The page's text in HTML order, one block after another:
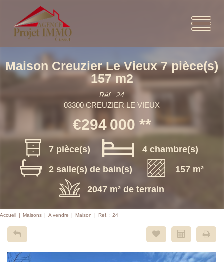
Maison Creuzier Le Vieux 7 pièce(s)
157 m2
Réf : 24
03300 CREUZIER LE VIEUX
€294 000 **
7 pièce(s)
4 chambre(s)
2 salle(s) de bain(s)
157 m²
2047 m² de terrain
Accueil Maisons A vendre Maison Ref. : 24